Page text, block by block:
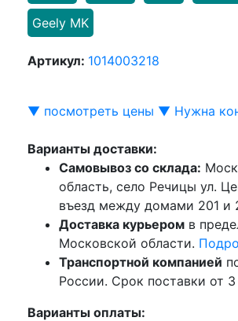
Geely MK
Артикул: 1014003218
▼ посмотреть цены ▼ Нужна
Варианты доставки:
Самовывоз со склада:
область, село Речицы ул.
въезд между домами 201 и
Доставка курьером в
Московской области.
Транспортной компанией
России. Срок поставки от 3
Варианты оплаты: